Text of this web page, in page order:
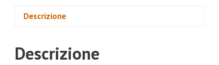
Descrizione
Descrizione